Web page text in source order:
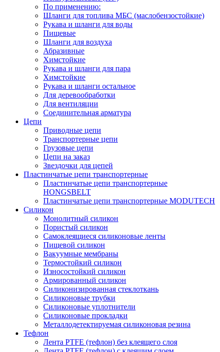
По применению:
Шланги для топлива МБС (маслобензостойкие)
Рукава и шланги для воды
Пищевые
Шланги для воздуха
Абразивные
Химстойкие
Рукава и шланги для пара
Химстойкие
Рукава и шланги остальное
Для деревообработки
Для вентиляции
Соединительная арматура
Цепи
Приводные цепи
Транспортерные цепи
Грузовые цепи
Цепи на заказ
Звездочки для цепей
Пластинчатые цепи транспортерные
Пластинчатые цепи транспортерные
HONGSBELT
Пластинчатые цепи транспортерные MODUTECH
Силикон
Монолитный силикон
Пористый силикон
Самоклеящиеся силиконовые ленты
Пищевой силикон
Вакуумные мембраны
Термостойкий силикон
Износостойкий силикон
Армированный силикон
Силиконизированная стеклоткань
Силиконовые трубки
Силиконовые уплотнители
Силиконовые прокладки
Металлодетектируемая силиконовая резина
Тефлон
Лента PTFE (тефлон) без клеящего слоя